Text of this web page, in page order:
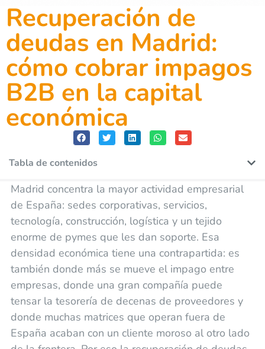
Recuperación de
deudas en Madrid:
cómo cobrar impagos
B2B en la capital
económica
Tabla de contenidos
Madrid concentra la mayor actividad empresarial
de España: sedes corporativas, servicios,
tecnología, construcción, logística y un tejido
enorme de pymes que les dan soporte. Esa
densidad económica tiene una contrapartida: es
también donde más se mueve el impago entre
empresas, donde una gran compañía puede
tensar la tesorería de decenas de proveedores y
donde muchas matrices que operan fuera de
España acaban con un cliente moroso al otro lado